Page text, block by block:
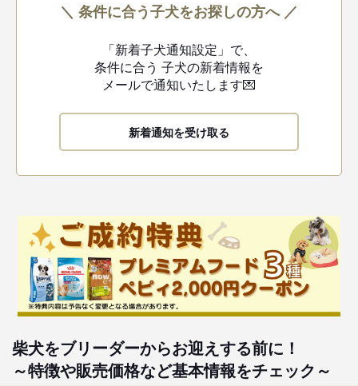
＼ 条件に合う子犬をお探しの方へ ／
「新着子犬通知設定」で、
条件に合う 子犬の新着情報を
メールで通知いたします💌
新着通知を受け取る
柴犬をブリーダーからお迎えする前に！
～特徴や販売価格など基本情報をチェック～